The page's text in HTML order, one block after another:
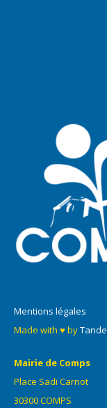
Mentions légales
Made with ♥ by
Mairie de Comps
Place Sadi Carnot
30300 COMPS